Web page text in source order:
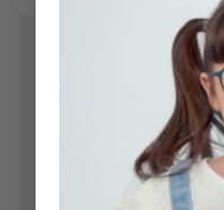
Bir yanıt yazın
E-posta adresiniz
ile işaretlenmişlerdir